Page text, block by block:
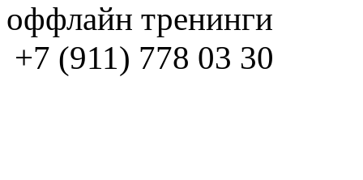
оффлайн тренинги
+7 (911) 778 03 30